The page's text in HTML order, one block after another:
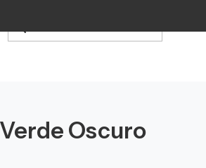
Oscuro